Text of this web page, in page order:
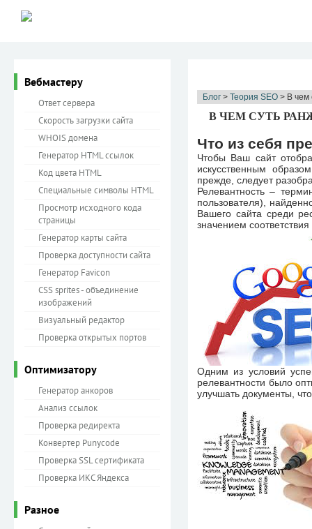
Вебмастеру
Ответ сервера
Скорость загрузки сайта
WHOIS домена
Генератор HTML ссылок
Код цвета HTML
Специальные символы HTML
Просмотр исходного кода
страницы
Генератор карты сайта
Проверка доступности сайта
Генератор Favicon
CSS sprites - объединение
изображений
Визуальный редактор
Проверка открытых портов
Оптимизатору
Генератор анкоров
Анализ ссылок
Проверка редиректа
Конвертер Punycode
Проверка SSL сертификата
Проверка ИКС Яндекса
Разное
Блог > Теория SEO > В чем
В ЧЕМ СУТЬ
Что из себя
Чтобы Ваш сайт
искусственным
прежде, следует
Релевантность –
пользователя),
Вашего сайта среди
значением
Одним из условий
релевантности было
улучшать документы,